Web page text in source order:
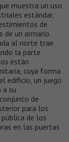
muestra un uso
estándar,
de
de un armario.
al norte trae
la parte
están
cuya forma
edificio, un juego
su
de
para los
de los
en las puertas